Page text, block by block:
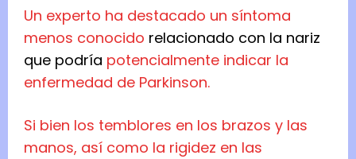
Un experto ha destacado un síntoma
menos conocido relacionado con la nariz
que podría potencialmente indicar la
enfermedad de Parkinson.
Si bien los temblores en los brazos y las
manos, así como la rigidez en las